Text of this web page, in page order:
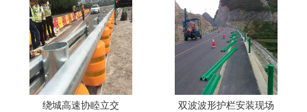
绕城高速协睦立交 双波波形护栏安装现场